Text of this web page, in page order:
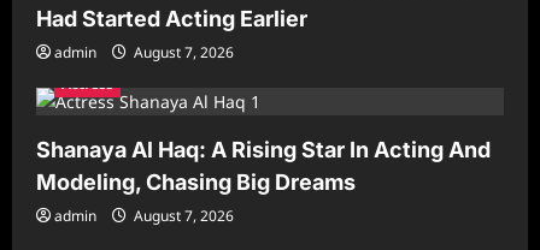
Had Started Acting Earlier
admin
August 7, 2026
Actress
Shanaya Al Haq: A Rising Star In Acting And
Modeling, Chasing Big Dreams
admin August 7, 2026